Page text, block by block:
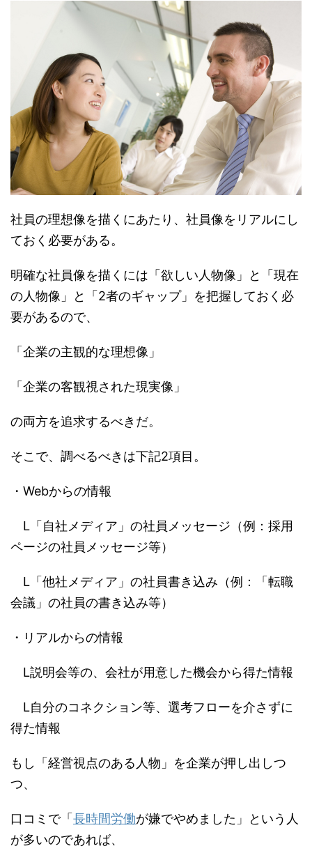
社員の理想像を描くにあたり、社員像をリアルにし
ておく必要がある。
明確な社員像を描くには「欲しい人物像」と「現在
の人物像」と「2者のギャップ」を把握しておく必
要があるので、
「企業の主観的な理想像」
「企業の客観視された現実像」
の両方を追求するべきだ。
そこで、調べるべきは下記2項目。
・Webからの情報
L「自社メディア」の社員メッセージ（例：採用
ページの社員メッセージ等）
L「他社メディア」の社員書き込み（例：「転職
会議」の社員の書き込み等）
・リアルからの情報
L説明会等の、会社が用意した機会から得た情報
L自分のコネクション等、選考フローを介さずに
得た情報
もし「経営視点のある人物」を企業が押し出しつ
つ、
口コミで「長時間労働が嫌でやめました」という人
が多いのであれば、